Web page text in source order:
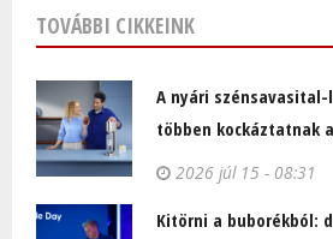
TOVÁBBI CIKKEINK
A nyári
többen kockáztatnak
2026 júl 15 - 08:31
Kitörni a buborékból: